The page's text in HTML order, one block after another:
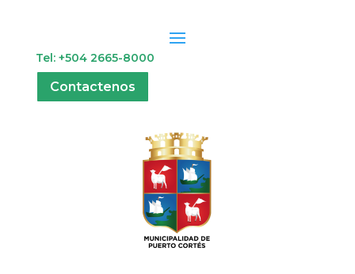
Tel: +504 2665-8000
Contactenos